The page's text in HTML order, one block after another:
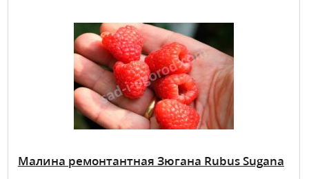
Малина ремонтантная Зюгана Rubus Sugana